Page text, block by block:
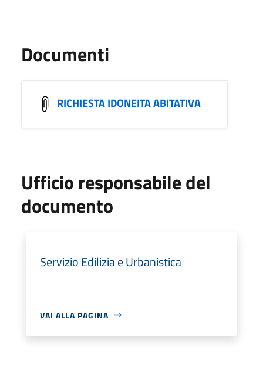
Documenti
RICHIESTA IDONEITA ABITATIVA
Ufficio responsabile del
documento
Servizio Edilizia e Urbanistica
VAI ALLA PAGINA